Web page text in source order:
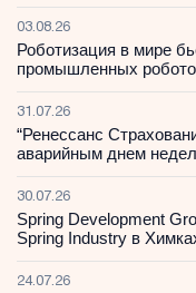
03.08.26
Роботизация в мире
промышленных
31.07.26
“Ренессанс
аварийным днем
30.07.26
Spring Development
Spring Industry в
24.07.26